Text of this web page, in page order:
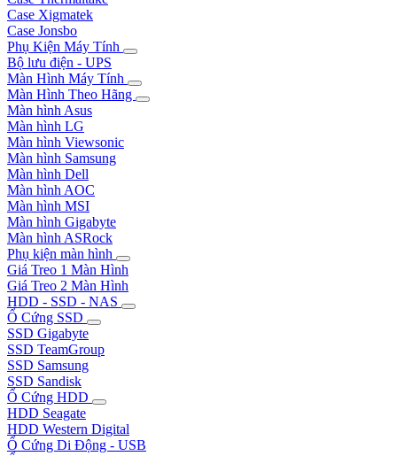
Case Xigmatek
Case Jonsbo
Phụ Kiện Máy Tính
Bộ lưu điện - UPS
Màn Hình Máy Tính
Màn Hình Theo Hãng
Màn hình Asus
Màn hình LG
Màn hình Viewsonic
Màn hình Samsung
Màn hình Dell
Màn hình AOC
Màn hình MSI
Màn hình Gigabyte
Màn hình ASRock
Phụ kiện màn hình
Giá Treo 1 Màn Hình
Giá Treo 2 Màn Hình
HDD - SSD - NAS
Ổ Cứng SSD
SSD Gigabyte
SSD TeamGroup
SSD Samsung
SSD Sandisk
Ổ Cứng HDD
HDD Seagate
HDD Western Digital
Ổ Cứng Di Động - USB